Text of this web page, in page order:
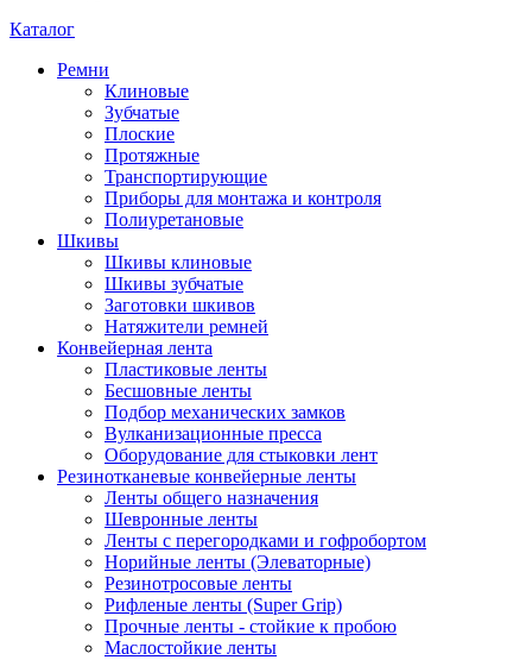
Каталог
Ремни
Клиновые
Зубчатые
Плоские
Протяжные
Транспортирующие
Приборы для монтажа и контроля
Полиуретановые
Шкивы
Шкивы клиновые
Шкивы зубчатые
Заготовки шкивов
Натяжители ремней
Конвейерная лента
Пластиковые ленты
Бесшовные ленты
Подбор механических замков
Вулканизационные пресса
Оборудование для стыковки лент
Резинотканевые конвейерные ленты
Ленты общего назначения
Шевронные ленты
Ленты с перегородками и гофробортом
Норийные ленты (Элеваторные)
Резинотросовые ленты
Рифленые ленты (Super Grip)
Прочные ленты - стойкие к пробою
Маслостойкие ленты